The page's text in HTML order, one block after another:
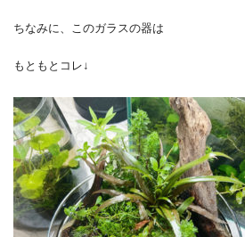
ちなみに、このガラスの器は
もともとコレ↓